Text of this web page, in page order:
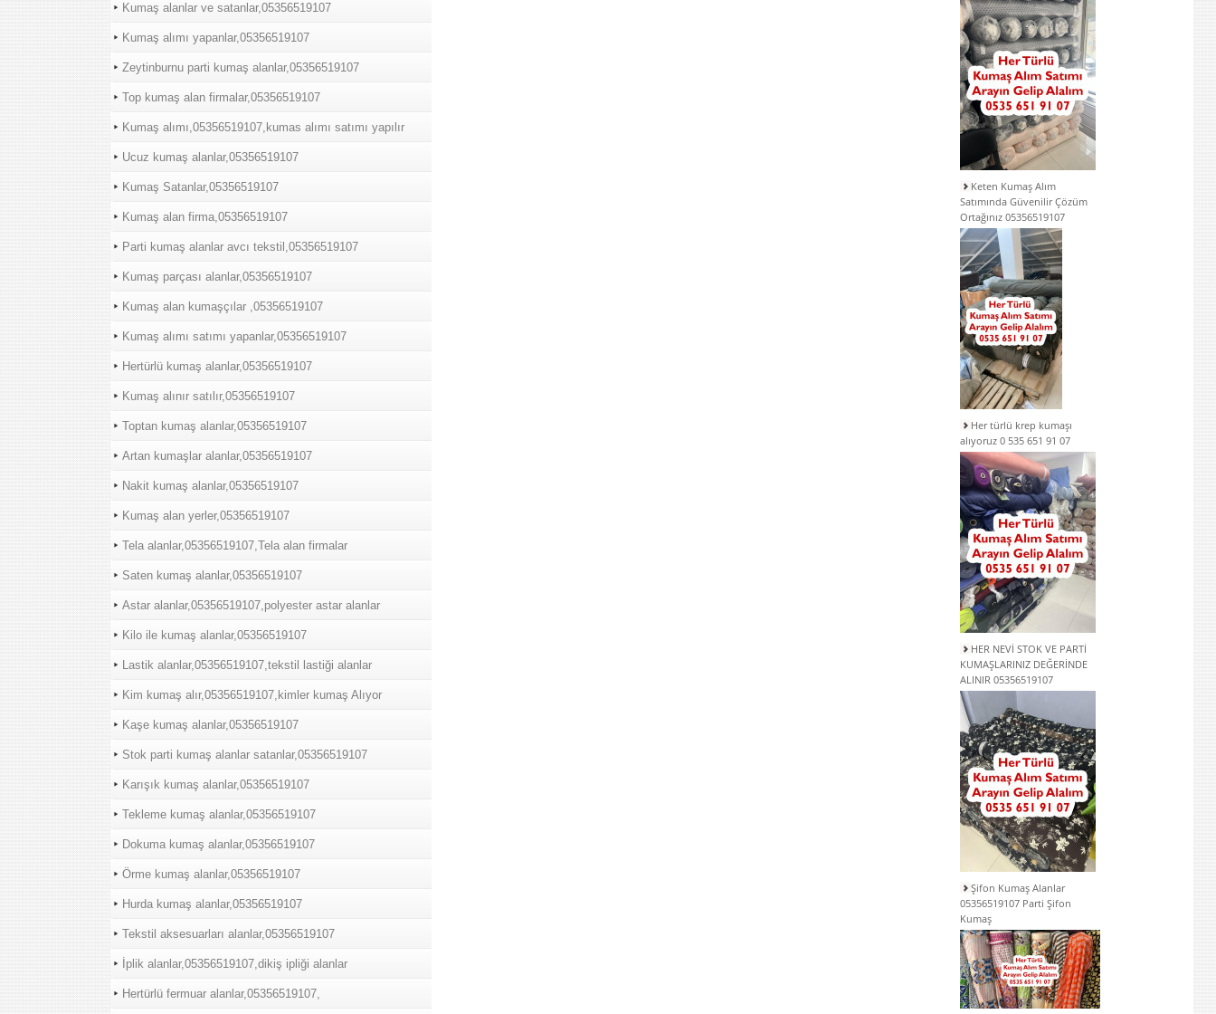
Kumaş alanlar ve satanlar,05356519107
Kumaş alımı yapanlar,05356519107
Zeytinburnu parti kumaş alanlar,05356519107
Top kumaş alan firmalar,05356519107
Kumaş alımı,05356519107,kumas alımı satımı yapılır
Ucuz kumaş alanlar,05356519107
Kumaş Satanlar,05356519107
Kumaş alan firma,05356519107
Parti kumaş alanlar avcı tekstil,05356519107
Kumaş parçası alanlar,05356519107
Kumaş alan kumaşçılar ,05356519107
Kumaş alımı satımı yapanlar,05356519107
Hertürlü kumaş alanlar,05356519107
Kumaş alınır satılır,05356519107
Toptan kumaş alanlar,05356519107
Artan kumaşlar alanlar,05356519107
Nakit kumaş alanlar,05356519107
Kumaş alan yerler,05356519107
Tela alanlar,05356519107,Tela alan firmalar
Saten kumaş alanlar,05356519107
Astar alanlar,05356519107,polyester astar alanlar
Kilo ile kumaş alanlar,05356519107
Lastik alanlar,05356519107,tekstil lastiği alanlar
Kim kumaş alır,05356519107,kimler kumaş Alıyor
Kaşe kumaş alanlar,05356519107
Stok parti kumaş alanlar satanlar,05356519107
Karışık kumaş alanlar,05356519107
Tekleme kumaş alanlar,05356519107
Dokuma kumaş alanlar,05356519107
Örme kumaş alanlar,05356519107
Hurda kumaş alanlar,05356519107
Tekstil aksesuarları alanlar,05356519107
İplik alanlar,05356519107,dikiş ipliği alanlar
Hertürlü fermuar alanlar,05356519107,
Keten Kumaş Alım
Satımında Güvenilir Çözüm
Ortağınız 05356519107
Her türlü krep kumaşı
alıyoruz 0 535 651 91 07
HER NEVİ STOK VE PARTİ
KUMAŞLARINIZ DEĞERİNDE
ALINIR 05356519107
Şifon Kumaş Alanlar
05356519107 Parti Şifon
Kumaş